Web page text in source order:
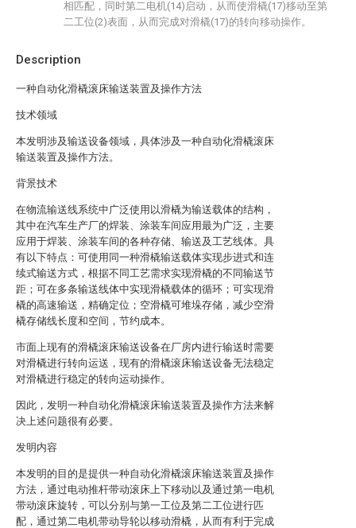
Description
一种自动化滑橇滚床输送装置及操作方法
技术领域
本发明涉及输送设备领域，具体涉及一种自动化滑橇滚床
输送装置及操作方法。
背景技术
在物流输送线系统中广泛使用以滑橇为输送载体的结构，
其中在汽车生产厂的焊装、涂装车间应用最为广泛，主要
应用于焊装、涂装车间的各种存储、输送及工艺线体。具
有以下特点：可使用同一种滑橇输送载体实现步进式和连
续式输送方式，根据不同工艺需求实现滑橇的不同输送节
距；可在多条输送线体中实现滑橇载体的循环；可实现滑
橇的高速输送，精确定位；空滑橇可堆垛存储，减少空滑
橇存储线长度和空间，节约成本。
市面上现有的滑橇滚床输送设备在厂房内进行输送时需要
对滑橇进行转向运送，现有的滑橇滚床输送设备无法稳定
对滑橇进行稳定的转向运动操作。
因此，发明一种自动化滑橇滚床输送装置及操作方法来解
决上述问题很有必要。
发明内容
本发明的目的是提供一种自动化滑橇滚床输送装置及操作
方法，通过电动推杆带动滚床上下移动以及通过第一电机
带动滚床旋转，可以分别与第一工位及第二工位进行匹
配，通过第二电机带动导轮以移动滑橇，从而有利于完成
相匹配，同时第二电机(14)启动，从而使滑橇(17)移动至第
二工位(2)表面，从而完成对滑橇(17)的转向移动操作。